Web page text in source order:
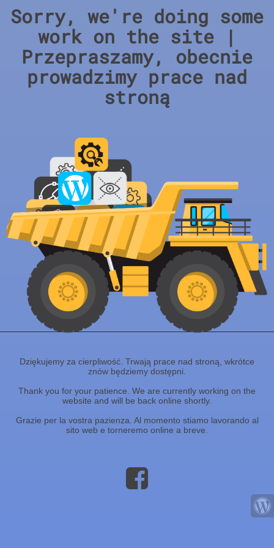
Sorry, we're doing some
work on the site |
Przepraszamy, obecnie
prowadzimy prace nad
stroną
Dziękujemy za cierpliwość. Trwają prace nad stroną, wkrótce
znów będziemy dostępni.
Thank you for your patience. We are currently working on the
website and will be back online shortly.
Grazie per la vostra pazienza. Al momento stiamo lavorando al
sito web e torneremo online a breve.